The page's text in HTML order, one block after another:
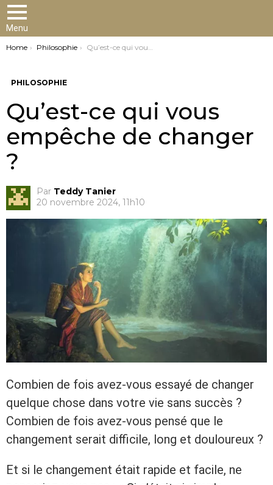
Menu
You are here:
Home Philosophie Qu’est-ce qui vous empêche de changer ?
PHILOSOPHIE
Qu’est-ce qui vous
empêche de changer
?
Par Teddy Tanier
20 novembre 2024, 11h10
Combien de fois avez-vous essayé de changer
quelque chose dans votre vie sans succès ?
Combien de fois avez-vous pensé que le
changement serait difficile, long et douloureux ?
Et si le changement était rapide et facile, ne